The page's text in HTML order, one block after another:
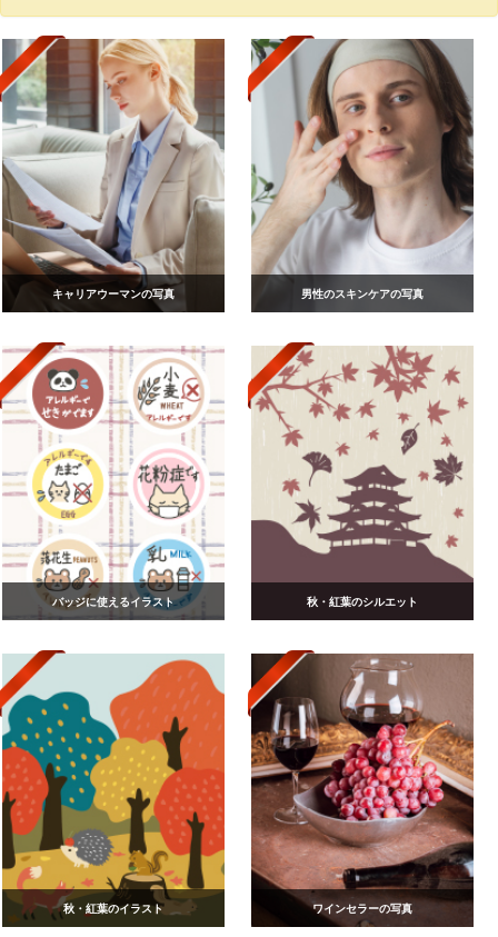
キャリアウーマンの写真 男性のスキンケアの写真
バッジに使えるイラスト 秋・紅葉のシルエット
秋・紅葉のイラスト ワインセラーの写真